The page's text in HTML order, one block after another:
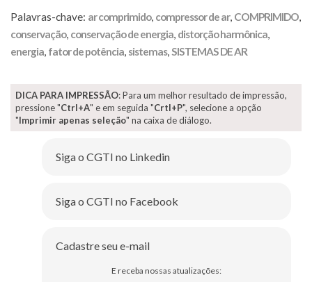
Palavras-chave: ar comprimido, compressor de ar, COMPRIMIDO,
conservação, conservação de energia, distorção harmônica,
energia, fator de potência, sistemas,SISTEMAS DE AR
DICA PARA IMPRESSÃO: Para um melhor resultado de impressão,
pressione "Ctrl+A" e em seguida "Crtl+P", selecione a opção
"Imprimir apenas seleção" na caixa de diálogo.
Siga o CGTI no Linkedin
Siga o CGTI no Facebook
Cadastre seu e-mail
E receba nossas atualizações: